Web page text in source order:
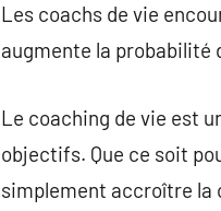
Les coachs de vie
augmente la probabilité
Le coaching de vie est
objectifs. Que ce soit
simplement accroître la